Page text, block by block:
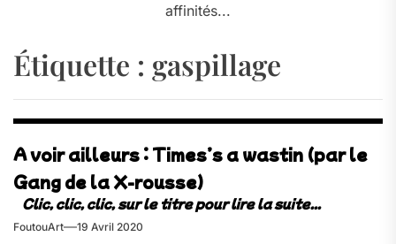
affinités...
Étiquette : gaspillage
A voir ailleurs : Times’s a wastin (par le
Gang de la X-rousse)
FoutouArt 19 Avril 2020